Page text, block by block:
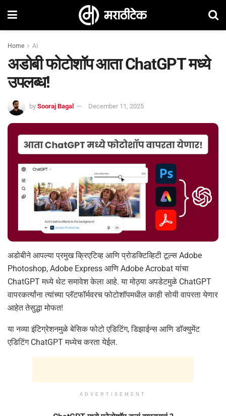
Home AI
अडोबी फोटोशॉप आता ChatGPT मध्ये
उपलब्ध!
by Sooraj Bagal December 11, 2025
अडोबीने आपल्या प्रमुख क्रिएटिव्ह आणि प्रोडक्टिव्हिटी टूल्स Adobe
Photoshop, Adobe Express आणि Adobe Acrobat यांचा
ChatGPT मध्ये थेट समावेश केला आहे. या मोठ्या अपडेटमुळे ChatGPT
वापरकर्त्यांना त्यांच्या प्लॅटफॉर्मवरच फोटोशॉपमधील काही सोयी वापरता येणार
आहेत तेसुद्धा मोफत!
या नव्या इंटिग्रेशनमुळे बेसिक फोटो एडिटिंग, डिझाईन्स आणि डॉक्युमेंट
एडिटिंग ChatGPT मध्येच करता येईल.
ADVERTISEMENT